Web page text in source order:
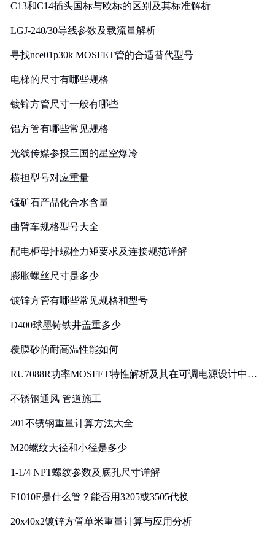
C13和C14插头国标与欧标的区别及其标准解析
LGJ-240/30导线参数及载流量解析
寻找nce01p30k MOSFET管的合适替代型号
电梯的尺寸有哪些规格
镀锌方管尺寸一般有哪些
铝方管有哪些常见规格
光线传媒参投三国的星空爆冷
横担型号对应重量
锰矿石产品化合水含量
曲臂车规格型号大全
配电柜母排螺栓力矩要求及连接规范详解
膨胀螺丝尺寸是多少
镀锌方管有哪些常见规格和型号
D400球墨铸铁井盖重多少
覆膜砂的耐高温性能如何
RU7088R功率MOSFET特性解析及其在可调电源设计中的
不锈钢通风 管道施工
201不锈钢重量计算方法大全
M20螺纹大径和小径是多少
1-1/4 NPT螺纹参数及底孔尺寸详解
F1010E是什么管？能否用3205或3505代换
20x40x2镀锌方管单米重量计算与应用分析